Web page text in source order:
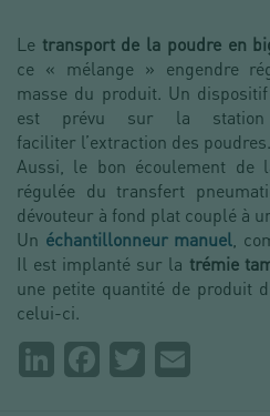
Le transport de la poudre en
ce « mélange » engendre
masse du produit. Un
est prévu sur la
faciliter l’extraction des poudres.
Aussi, le bon écoulement de
régulée du transfert
dévouteur à fond plat couplé à
Un échantillonneur manuel ,
Il est implanté sur la trémie
une petite quantité de produit
celui-ci.
PartagerLinkedInFacebookTwitter